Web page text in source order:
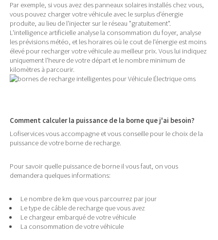
Par exemple, si vous avez des panneaux solaires installés chez vous,
vous pouvez charger votre véhicule avec le surplus d'énergie
produite, au lieu de l'injecter sur le réseau "gratuitement".
L'intelligence artificielle analyse la consommation du foyer, analyse
les prévisions météo, et les horaires où le cout de l'énergie est moins
élevé pour recharger votre véhicule au meilleur prix. Vous lui indiquez
uniquement l'heure de votre départ et le nombre minimum de
kilomètres à parcourir.
Comment calculer la puissance de la borne que j'ai besoin?
Lofiservices vous accompagne et vous conseille pour le choix de la
puissance de votre borne de recharge.
Pour savoir quelle puissance de borne il vous faut, on vous
demandera quelques informations:
Le nombre de km que vous parcourrez par jour
Le type de câble de recharge que vous avez
Le chargeur embarqué de votre véhicule
La consommation de votre véhicule